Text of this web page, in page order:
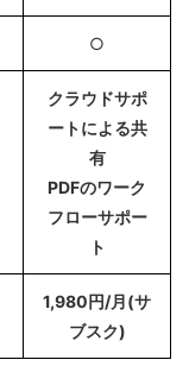
○
クラウドサポ
ートによる共
有
PDFのワーク
フローサポー
ト
1,980円/月(サ
ブスク)